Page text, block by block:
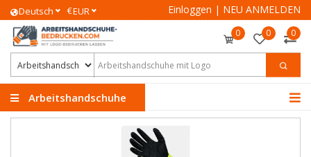
Deutsch €EUR Einloggen | NEU ANMELDEN
0 0 0
Arbeitshandschuhe